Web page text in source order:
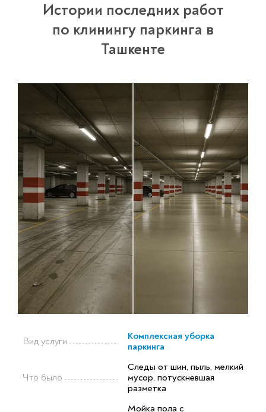
Истории последних работ
по клинингу паркинга в
Ташкенте
Вид услуги
Комплексная уборка
паркинга
Что было
Следы от шин, пыль, мелкий
мусор, потускневшая
разметка
Мойка пола с